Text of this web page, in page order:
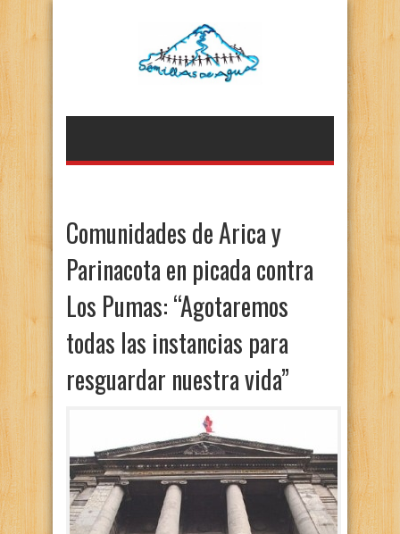
Comunidades de Arica y
Parinacota en picada contra
Los Pumas: “Agotaremos
todas las instancias para
resguardar nuestra vida”